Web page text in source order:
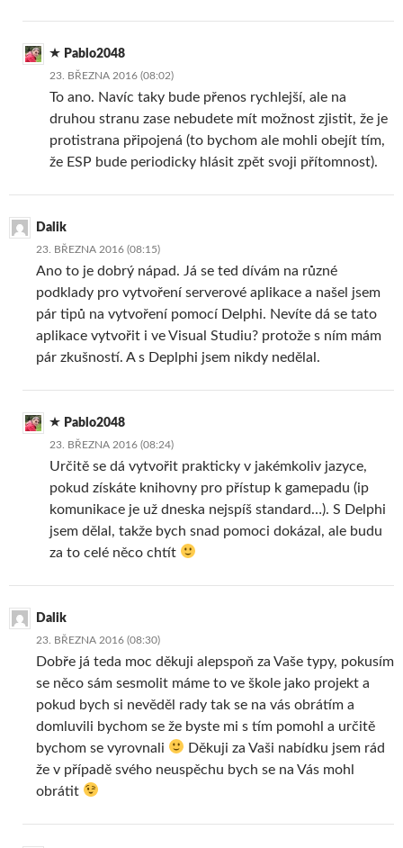
Pablo2048
23. BŘEZNA 2016 (08:02)
To ano. Navíc taky bude přenos rychlejší, ale na
druhou stranu zase nebudete mít možnost zjistit, že je
protistrana připojená (to bychom ale mohli obejít tím,
že ESP bude periodicky hlásit zpět svoji přítomnost).
Dalik
23. BŘEZNA 2016 (08:15)
Ano to je dobrý nápad. Já se ted dívám na různé
podklady pro vytvoření serverové aplikace a našel jsem
pár tipů na vytvoření pomocí Delphi. Nevíte dá se tato
aplikace vytvořit i ve Visual Studiu? protože s ním mám
pár zkušností. A s Deplphi jsem nikdy nedělal.
Pablo2048
23. BŘEZNA 2016 (08:24)
Určitě se dá vytvořit prakticky v jakémkoliv jazyce,
pokud získáte knihovny pro přístup k gamepadu (ip
komunikace je už dneska nejspíš standard…). S Delphi
jsem dělal, takže bych snad pomoci dokázal, ale budu
za to celé něco chtít
Dalik
23. BŘEZNA 2016 (08:30)
Dobře já teda moc děkuji alepspoň za Vaše typy, pokusím
se něco sám sesmolit máme to ve škole jako projekt a
pokud bych si nevěděl rady tak se na vás obrátím a
domluvili bychom se že byste mi s tím pomohl a určitě
bychom se vyrovnali
Děkuji za Vaši nabídku jsem rád
že v případě svého neuspěchu bych se na Vás mohl
obrátit